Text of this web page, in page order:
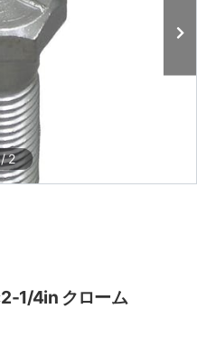
2
1/4in クローム